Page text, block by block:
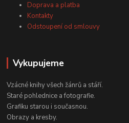
Doprava a platba
Kontakty
Odstoupení od smlouvy
Vykupujeme
Vzácné knihy všech žánrů a stáří.
Staré pohlednice a fotografie.
Grafiku starou i současnou.
Obrazy a kresby.